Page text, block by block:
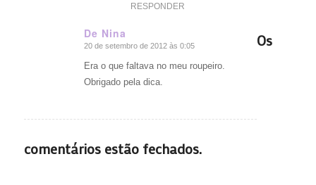
RESPONDER
De Nina
diz:
20 de setembro de 2012 às 0:05
Era o que faltava no meu roupeiro.
Obrigado pela dica.
Os
comentários estão fechados.